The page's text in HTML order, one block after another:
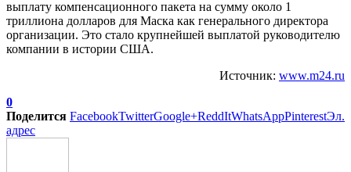
выплату компенсационного пакета на сумму около 1
триллиона долларов для Маска как генерального директора
организации. Это стало крупнейшей выплатой руководителю
компании в истории США.
Источник: www.m24.ru
0
Поделится FacebookTwitterGoogle+ReddItWhatsAppPinterestЭл.
адрес